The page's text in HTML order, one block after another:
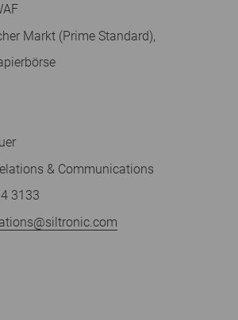
Markt (Prime Standard),
& Communications
3133
@siltronic.com